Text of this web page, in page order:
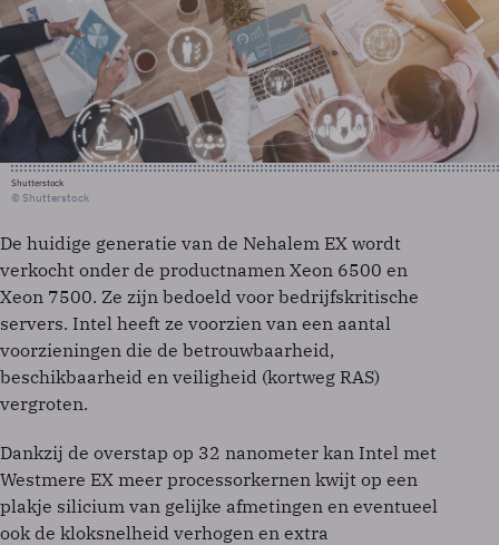
Shutterstock
© Shutterstock
De huidige generatie van de Nehalem EX wordt
verkocht onder de productnamen Xeon 6500 en
Xeon 7500. Ze zijn bedoeld voor bedrijfskritische
servers. Intel heeft ze voorzien van een aantal
voorzieningen die de betrouwbaarheid,
beschikbaarheid en veiligheid (kortweg RAS)
vergroten.
Dankzij de overstap op 32 nanometer kan Intel met
Westmere EX meer processorkernen kwijt op een
plakje silicium van gelijke afmetingen en eventueel
ook de kloksnelheid verhogen en extra